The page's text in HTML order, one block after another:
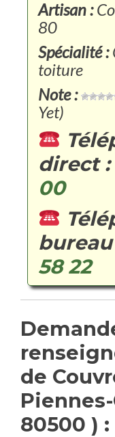
Artisan :
80
Spécialité :
toiture
Note :
Yet)
direct :
00
58 22
de
80500 ) :